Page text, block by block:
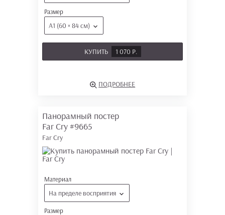
Размер
А1 (60 × 84 см)
КУПИТЬ 1 070 Р.
ПОДРОБНЕЕ
Панорамный постер
Far Cry #9665
Far Cry
Материал
На пределе восприятия
Размер